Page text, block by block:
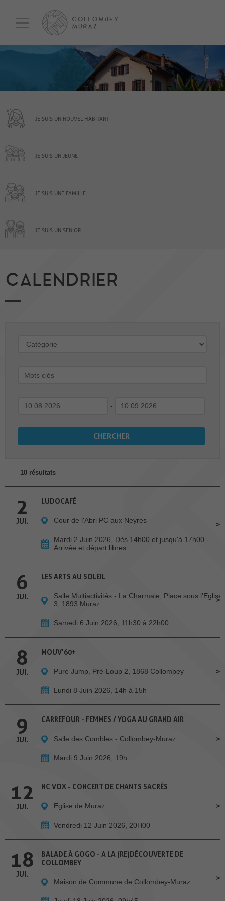
JE SUIS UN NOUVEL HABITANT
JE SUIS UN JEUNE
JE SUIS UNE FAMILLE
JE SUIS UN SENIOR
CALENDRIER
-
10 résultats
2
JUI.
LUDOCAFÉ
Cour de l'Abri PC aux Neyres
Mardi 2 Juin 2026, Dès 14h00 et jusqu'à 17h00 -
Arrivée et départ libres
6
JUI.
LES ARTS AU SOLEIL
Salle Multiactivités - La Charmaie, Place sous l'Eglise
3, 1893 Muraz
Samedi 6 Juin 2026, 11h30 à 22h00
8
JUI.
MOUV'60+
Pure Jump, Pré-Loup 2, 1868 Collombey
Lundi 8 Juin 2026, 14h à 15h
9
JUI.
CARREFOUR - FEMMES / YOGA AU GRAND AIR
Salle des Combles - Collombey-Muraz
Mardi 9 Juin 2026, 19h
12
JUI.
NC VOX - CONCERT DE CHANTS SACRÉS
Eglise de Muraz
Vendredi 12 Juin 2026, 20H00
18
JUI.
BALADE À GOGO - A LA (RE)DÉCOUVERTE DE
COLLOMBEY
Maison de Commune de Collombey-Muraz